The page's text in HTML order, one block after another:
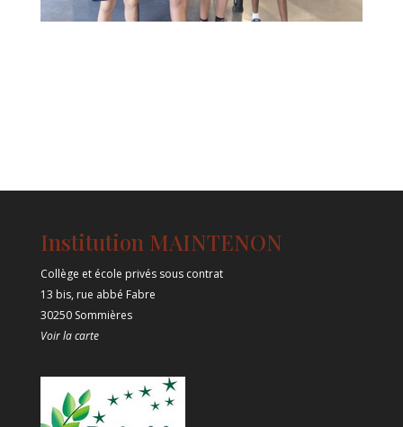
Institution MAINTENON
Collège et école privés sous contrat
13 bis, rue abbé Fabre
30250 Sommières
Voir la carte